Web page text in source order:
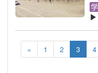
« 1 2 3 4